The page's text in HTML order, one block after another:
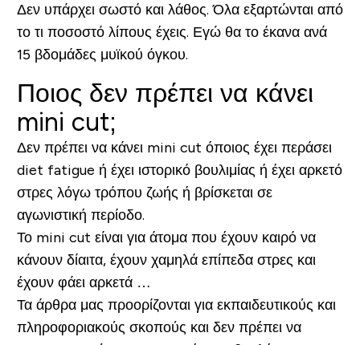
Δεν υπάρχει σωστό και λάθος. Όλα εξαρτώνται από
το τι ποσοστό λίπους έχεις. Εγώ θα το έκανα ανά
15 βδομάδες μυϊκού όγκου.
Ποιος δεν πρέπει να κάνει
mini cut;
Δεν πρέπει να κάνει mini cut όποιος έχει περάσει
diet fatigue ή έχει ιστορικό βουλιμίας ή έχει αρκετό
στρες λόγω τρόπου ζωής ή βρίσκεται σε
αγωνιστική περίοδο.
Το mini cut είναι για άτομα που έχουν καιρό να
κάνουν δίαιτα, έχουν χαμηλά επίπεδα στρες και
έχουν φάει αρκετά …
Τα άρθρα μας προορίζονται για εκπαιδευτικούς και
πληροφοριακούς σκοπούς και δεν πρέπει να